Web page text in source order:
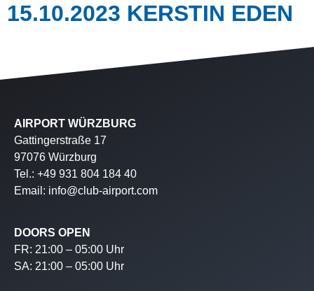
15.10.2023 KERSTIN EDEN
AIRPORT WÜRZBURG
Gattingerstraße 17
97076 Würzburg
Tel.: +49 931 804 184 40
Email: info@club-airport.com
DOORS OPEN
FR: 21:00 – 05:00 Uhr
SA: 21:00 – 05:00 Uhr